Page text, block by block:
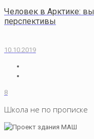
Человек в Арктике:
перспективы
10.10.2019
8
Школа не по прописке